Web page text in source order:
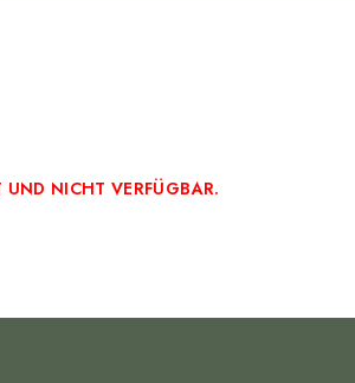
UND NICHT VERFÜGBAR.